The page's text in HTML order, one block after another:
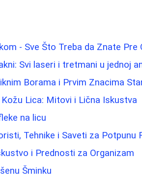
- Sve Što Treba da Znate Pre
Svi laseri i tretmani u jednoj
Borama i Prvim Znacima
Lica: Mitovi i Lična Iskustva
na licu
Tehnike i Saveti za Potpunu
i Prednosti za Organizam
Šminku